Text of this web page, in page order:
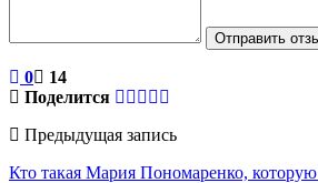
Отправить
0
14
Поделится
Предыдущая запись
Кто такая Мария Пономаренко,